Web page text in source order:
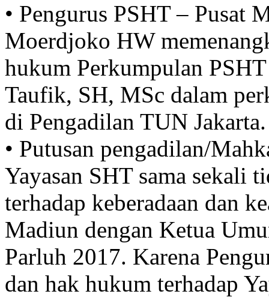
• Pengurus PSHT – Pusat
Moerdjoko HW
hukum Perkumpulan
Taufik, SH, MSc dalam
di Pengadilan TUN Jakarta.
• Putusan pengadilan/
Yayasan SHT sama
terhadap keberadaan dan
Madiun dengan Ketua
Parluh 2017. Karena
dan hak hukum terhadap